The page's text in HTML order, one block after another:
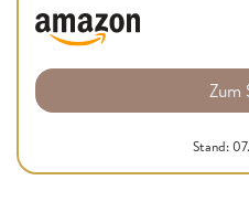
Zum
Stand: